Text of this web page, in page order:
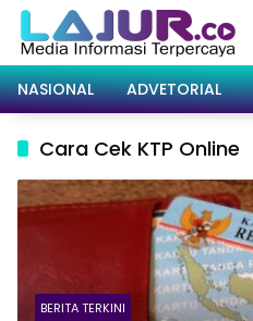
Langsung
konten
NASIONAL
ADVETORIAL
Cara Cek KTP Online
BERITA TERKINI